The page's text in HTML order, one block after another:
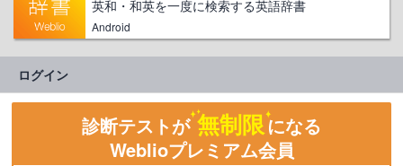
英和・和英を一度に検索する英語辞書
Android
ログイン
診断テストが 無制限になる
Weblioプレミアム会員